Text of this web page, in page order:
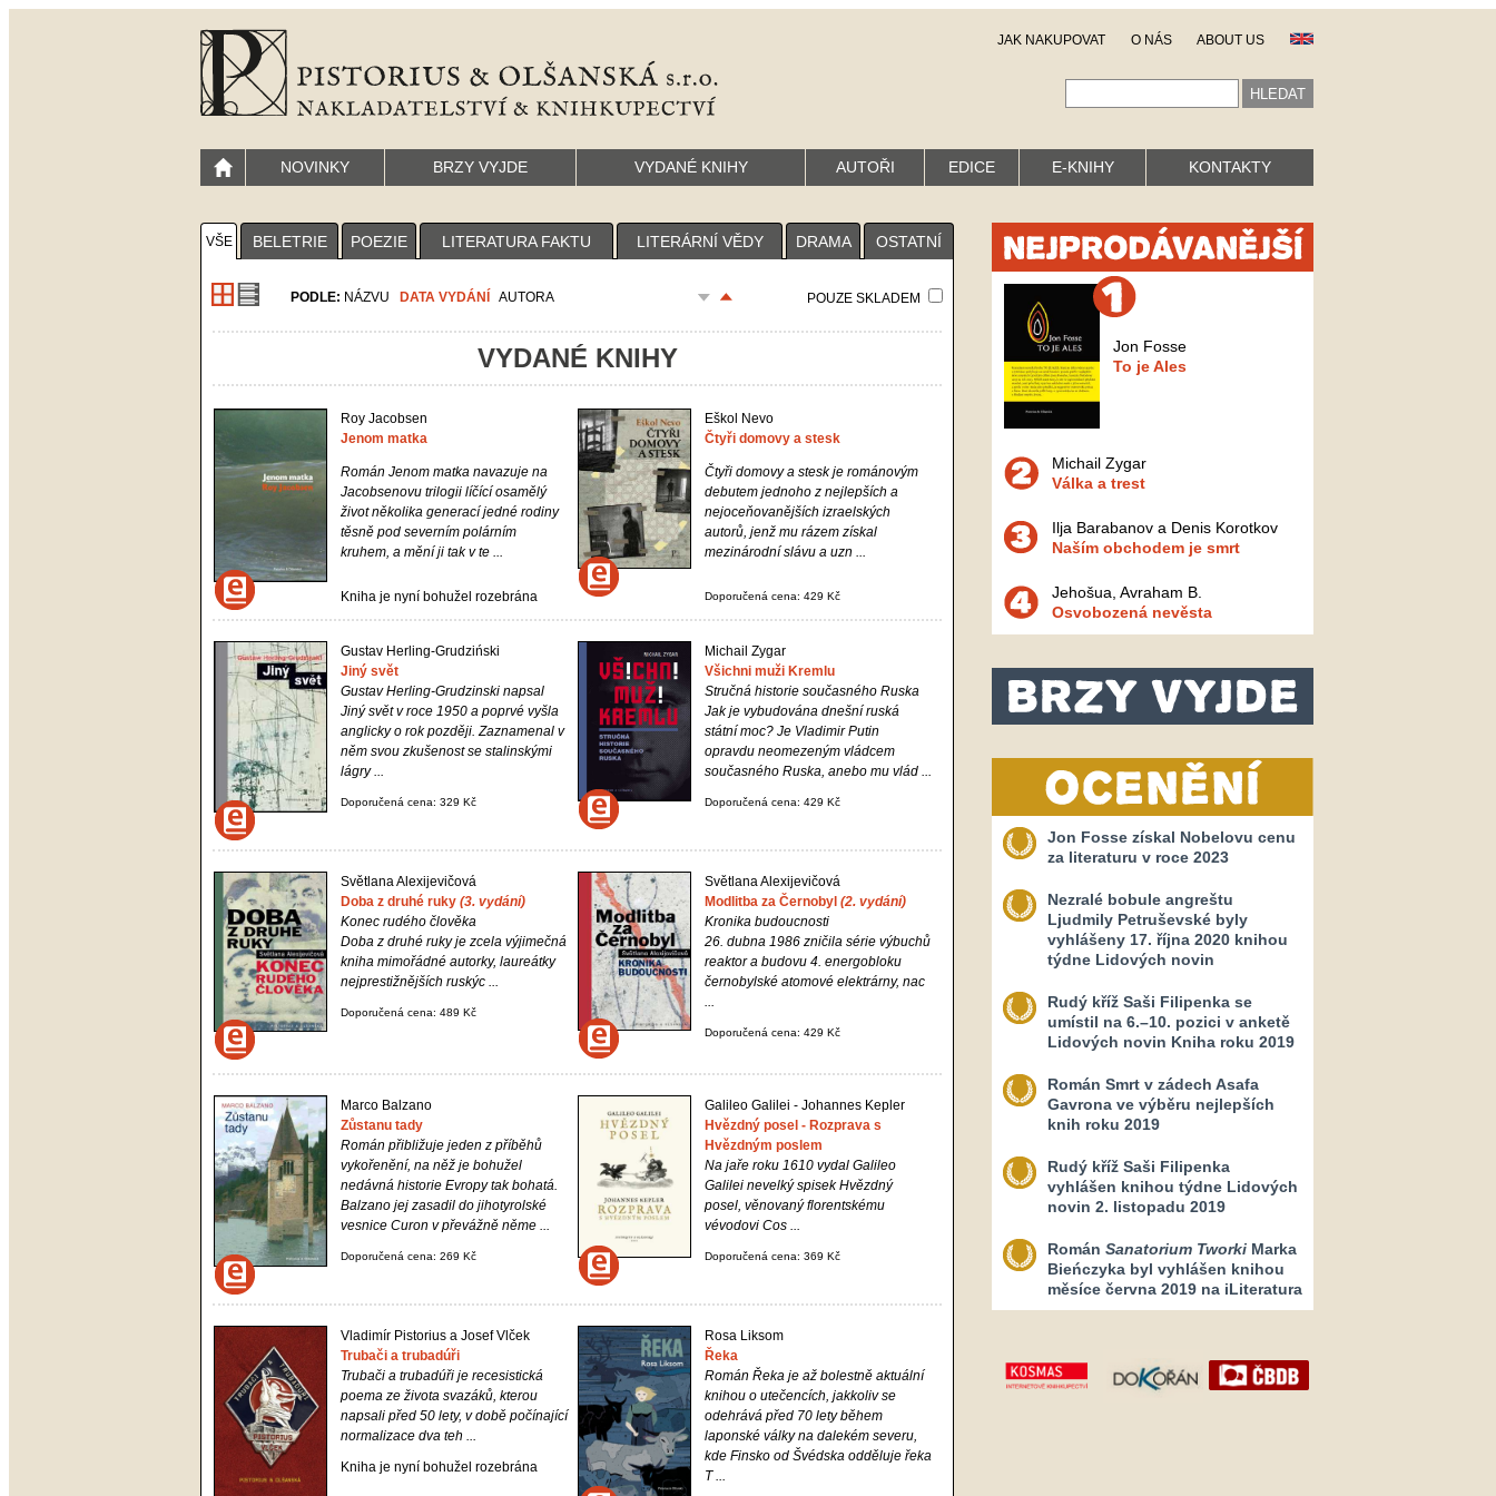
JAK NAKUPOVAT O NÁS ABOUT US
NOVINKY BRZY VYJDE VYDANÉ KNIHY AUTOŘI EDICE E-KNIHY KONTAKTY
VŠE BELETRIE POEZIE LITERATURA FAKTU LITERÁRNÍ VĚDY DRAMA OSTATNÍ
PODLE: NÁZVU DATA VYDÁNÍ AUTORA POUZE SKLADEM
VYDANÉ KNIHY
Roy Jacobsen
Jenom matka
Román Jenom matka navazuje na
Jacobsenovu trilogii líčící osamělý
život několika generací jedné rodiny
těsně pod severním polárním
kruhem, a mění ji tak v te ...
Kniha je nyní bohužel rozebrána
Eškol Nevo
Čtyři domovy a stesk
Čtyři domovy a steskje románovým
debutem jednoho z nejlepších a
nejoceňovanějších izraelských
autorů, jenž mu rázem získal
mezinárodní slávu a uzn ...
Doporučená cena: 429 Kč
Gustav Herling-Grudziński
Jiný svět
Gustav Herling-Grudzinski napsal
Jiný světv roce 1950 a poprvé vyšla
anglicky o rok později. Zaznamenal v
něm svou zkušenost se stalinskými
lágry ...
Doporučená cena: 329 Kč
Michail Zygar
Všichni muži Kremlu
Stručná historie současného Ruska
Jak je vybudována dnešní ruská
státní moc? Je Vladimir Putin
opravdu neomezeným vládcem
současného Ruska, anebo mu vlád ...
Doporučená cena: 429 Kč
Světlana Alexijevičová
Doba z druhé ruky (3. vydání)
Konec rudého člověka
Doba z druhé rukyje zcela výjimečná
kniha mimořádné autorky, laureátky
nejprestižnějších ruskýc ...
Doporučená cena: 489 Kč
Světlana Alexijevičová
Modlitba za Černobyl (2. vydání)
Kronika budoucnosti
26. dubna 1986 zničila série výbuchů
reaktor a budovu 4. energobloku
černobylské atomové elektrárny, nac
...
Doporučená cena: 429 Kč
Marco Balzano
Zůstanu tady
Román přibližuje jeden z příběhů
vykořenění, na něž je bohužel
nedávná historie Evropy tak bohatá.
Balzano jej zasadil do jihotyrolské
vesnice Curon v převážně něme ...
Doporučená cena: 269 Kč
Galileo Galilei - Johannes Kepler
Hvězdný posel - Rozprava s
Hvězdným poslem
Na jaře roku 1610 vydal Galileo
Galilei nevelký spisekHvězdný
posel, věnovaný florentskému
vévodovi Cos ...
Doporučená cena: 369 Kč
Vladimír Pistorius a Josef Vlček
Trubači a trubadúři
Trubači a trubadúři je recesistická
poema ze života svazáků, kterou
napsali před 50 lety, v době počínající
normalizace dva teh ...
Kniha je nyní bohužel rozebrána
Rosa Liksom
Řeka
Román Řeka je až bolestně aktuální
knihou o utečencích, jakkoliv se
odehrává před 70 lety během
laponské války na dalekém severu,
kde Finsko od Švédska odděluje řeka
T ...
Jon Fosse
To je Ales
Michail Zygar
Válka a trest
Ilja Barabanov a Denis Korotkov
Naším obchodem je smrt
Jehošua, Avraham B.
Osvobozená nevěsta
Jon Fosse získal Nobelovu cenu
za literaturu v roce 2023
Nezralé bobule angreštu
Ljudmily Petruševské byly
vyhlášeny 17. října 2020 knihou
týdne Lidových novin
Rudý kříž Saši Filipenka se
umístil na 6.–10. pozici v anketě
Lidových novin Kniha roku 2019
Román Smrt v zádech Asafa
Gavrona ve výběru nejlepších
knih roku 2019
Rudý kříž Saši Filipenka
vyhlášen knihou týdne Lidových
novin 2. listopadu 2019
Román Sanatorium Tworki Marka
Bieńczyka byl vyhlášen knihou
měsíce června 2019 na iLiteratura